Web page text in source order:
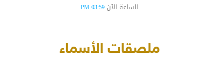
الساعة الآن 03:59 PM
ملصقات الأسماء